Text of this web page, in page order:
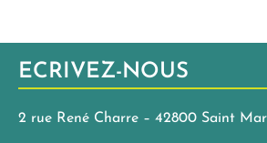
ECRIVEZ-NOUS
2 rue René Charre – 42800 Saint